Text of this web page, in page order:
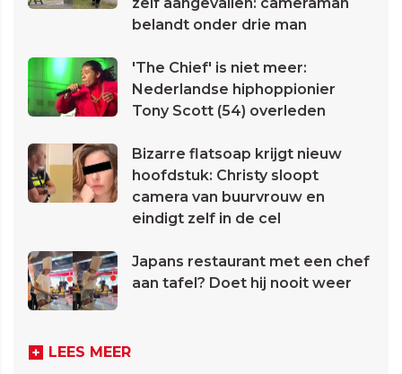
belandt onder drie man
'The Chief' is niet meer:
Nederlandse hiphoppionier
Tony Scott (54) overleden
Bizarre flatsoap krijgt nieuw
hoofdstuk: Christy sloopt
camera van buurvrouw en
eindigt zelf in de cel
Japans restaurant met een chef
aan tafel? Doet hij nooit weer
LEES MEER